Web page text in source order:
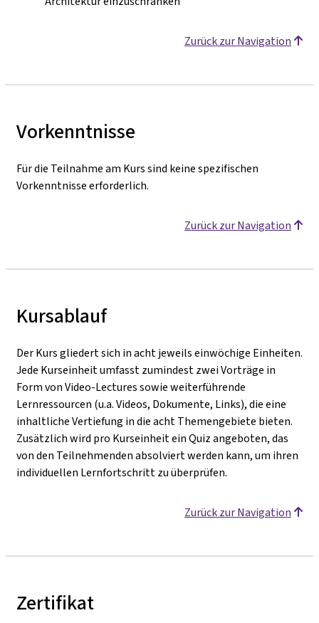
Zurück zur Navigation
Vorkenntnisse
Für die Teilnahme am Kurs sind keine spezifischen
Vorkenntnisse erforderlich.
Zurück zur Navigation
Kursablauf
Der Kurs gliedert sich in acht jeweils einwöchige Einheiten.
Jede Kurseinheit umfasst zumindest zwei Vorträge in
Form von Video-Lectures sowie weiterführende
Lernressourcen (u.a. Videos, Dokumente, Links), die eine
inhaltliche Vertiefung in die acht Themengebiete bieten.
Zusätzlich wird pro Kurseinheit ein Quiz angeboten, das
von den Teilnehmenden absolviert werden kann, um ihren
individuellen Lernfortschritt zu überprüfen.
Zurück zur Navigation
Zertifikat